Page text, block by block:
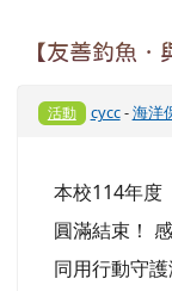
【友善釣魚．
活動 cycc-海洋
本校114年度
圓滿結束！
同用行動守